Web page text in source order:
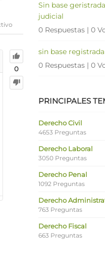
0
Sin base
judicial
0 Respuestas | 0
sin base registrada
0 Respuestas | 0
PRINCIPALES
Derecho Civil
4653 Preguntas
Derecho Laboral
3050 Preguntas
Derecho Penal
1092 Preguntas
Derecho
763 Preguntas
Derecho Fiscal
663 Preguntas